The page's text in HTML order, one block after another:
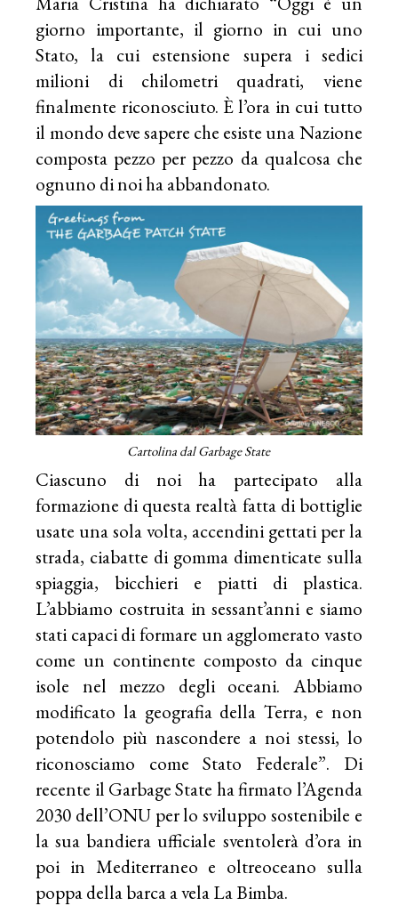
giorno importante, il giorno in cui uno
Stato, la cui estensione supera i sedici
milioni di chilometri quadrati, viene
finalmente riconosciuto. È l’ora in cui tutto
il mondo deve sapere che esiste una Nazione
composta pezzo per pezzo da qualcosa che
ognuno di noi ha abbandonato.
Cartolina dal Garbage State
Ciascuno di noi ha partecipato alla
formazione di questa realtà fatta di bottiglie
usate una sola volta, accendini gettati per la
strada, ciabatte di gomma dimenticate sulla
spiaggia, bicchieri e piatti di plastica.
L’abbiamo costruita in sessant’anni e siamo
stati capaci di formare un agglomerato vasto
come un continente composto da cinque
isole nel mezzo degli oceani. Abbiamo
modificato la geografia della Terra, e non
potendolo più nascondere a noi stessi, lo
riconosciamo come Stato Federale”. Di
recente il Garbage State ha firmato l’Agenda
2030 dell’ONU per lo sviluppo sostenibile e
la sua bandiera ufficiale sventolerà d’ora in
poi in Mediterraneo e oltreoceano sulla
poppa della barca a vela La Bimba.